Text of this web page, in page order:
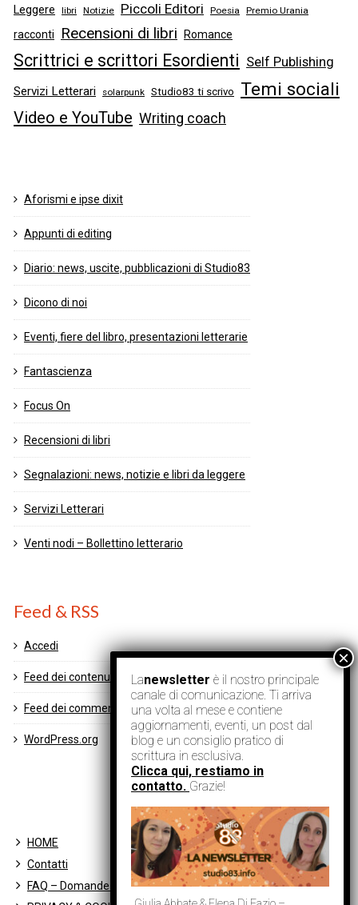
Leggere libri Notizie Piccoli Editori Poesia Premio Urania
racconti Recensioni di libri Romance
Scrittrici e scrittori Esordienti Self Publishing
Servizi Letterari solarpunk Studio83 ti scrivo Temi sociali
Video e YouTube Writing coach
Aforismi e ipse dixit
Appunti di editing
Diario: news, uscite, pubblicazioni di Studio83
Dicono di noi
Eventi, fiere del libro, presentazioni letterarie
Fantascienza
Focus On
Recensioni di libri
Segnalazioni: news, notizie e libri da leggere
Servizi Letterari
Venti nodi – Bollettino letterario
Feed & RSS
Accedi
Feed dei contenuti
Feed dei commenti
WordPress.org
HOME
Contatti
FAQ – Domande Frequenti
Lanewsletter è il nostro principale
canale di comunicazione. Ti arriva
una volta al mese e contiene
aggiornamenti, eventi, un post dal
blog e un consiglio pratico di
scrittura in esclusiva.
Clicca qui, restiamo in
contatto. Grazie!